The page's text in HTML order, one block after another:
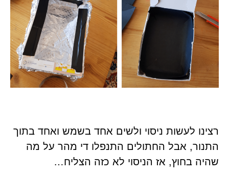
רצינו לעשות ניסוי ולשים אחד בשמש ואחד בתוך
התנור, אבל החתולים התנפלו די מהר על מה
שהיה בחוץ, אז הניסוי לא כזה הצליח…